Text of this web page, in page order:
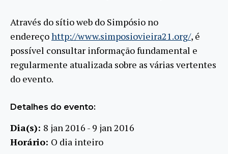
Através do sítio web do Simpósio no
endereçohttp://www.simposiovieira21.org/, é
possível consultar informação fundamental e
regularmente atualizada sobre as várias vertentes
do evento.
Detalhes do evento:
Dia(s): 8 jan 2016 - 9 jan 2016
Horário: O dia inteiro